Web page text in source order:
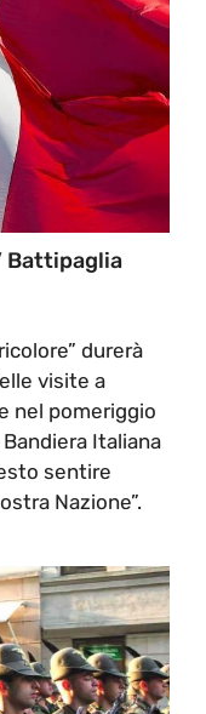
Battipaglia
durerà
visite a
nel pomeriggio
Italiana
sentire
Nazione”.